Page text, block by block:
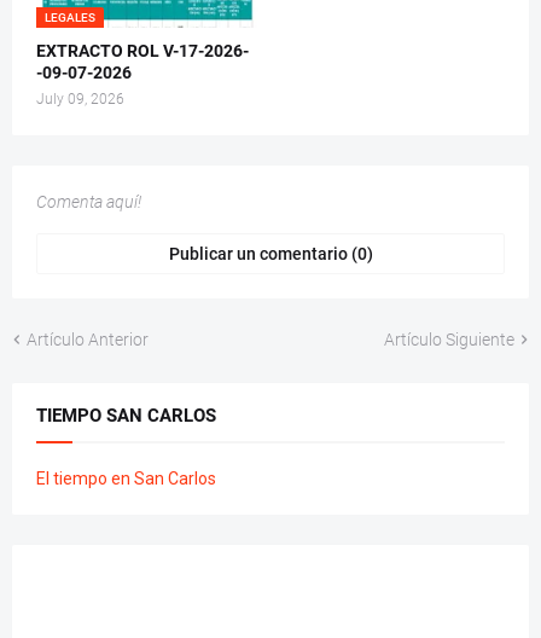
LEGALES
EXTRACTO ROL V-17-2026-
-09-07-2026
July 09, 2026
Comenta aquí!
Publicar un comentario (0)
Artículo Anterior Artículo Siguiente
TIEMPO SAN CARLOS
El tiempo en San Carlos